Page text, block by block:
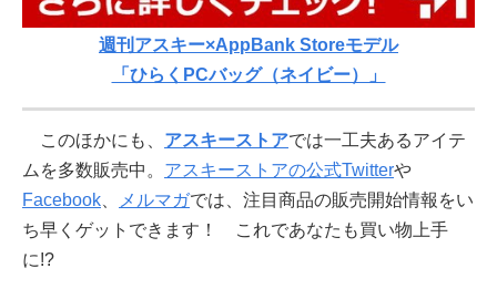
週刊アスキー×AppBank Storeモデル
「ひらくPCバッグ（ネイビー）」
このほかにも、 アスキーストアでは一工夫あるアイテ
ムを多数販売中。 アスキーストアの公式Twitterや
Facebook
メルマガでは、注目商品の販売開始情報をい
ち早くゲットできます！ これであなたも買い物上手
に!?